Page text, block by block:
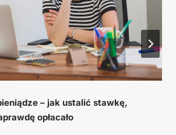
EPC i konwersja – słowniczek
które musisz znać